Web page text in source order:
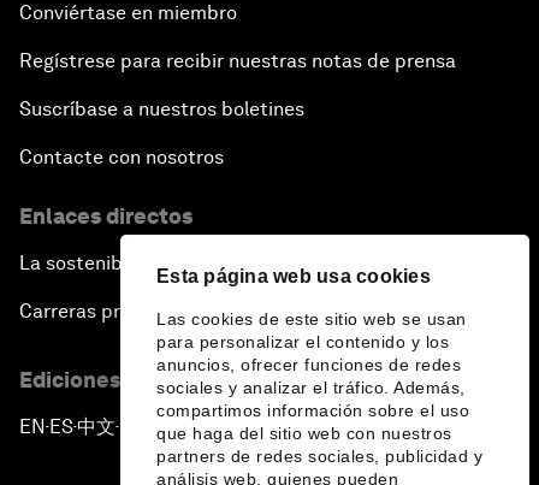
Esta página web usa cookies
Las cookies de este sitio web se usan
para personalizar el contenido y los
anuncios, ofrecer funciones de redes
sociales y analizar el tráfico. Además,
compartimos información sobre el uso
que haga del sitio web con nuestros
partners de redes sociales, publicidad y
análisis web, quienes pueden
Conviértase en miembro
Regístrese para recibir nuestras notas de prensa
Suscríbase a nuestros boletines
Contacte con nosotros
Enlaces directos
La sostenibilidad en el Foro
Carreras profesionales
Ediciones en otros idiomas
EN ▪ ES▪中文▪ 日本語